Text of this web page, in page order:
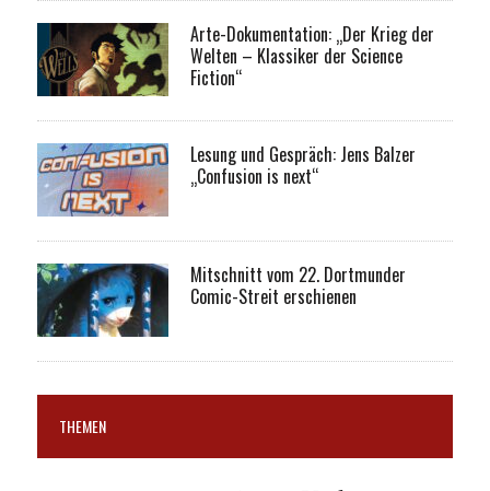
Arte-Dokumentation: „Der Krieg der
Welten – Klassiker der Science
Fiction“
Lesung und Gespräch: Jens Balzer
„Confusion is next“
Mitschnitt vom 22. Dortmunder
Comic-Streit erschienen
THEMEN